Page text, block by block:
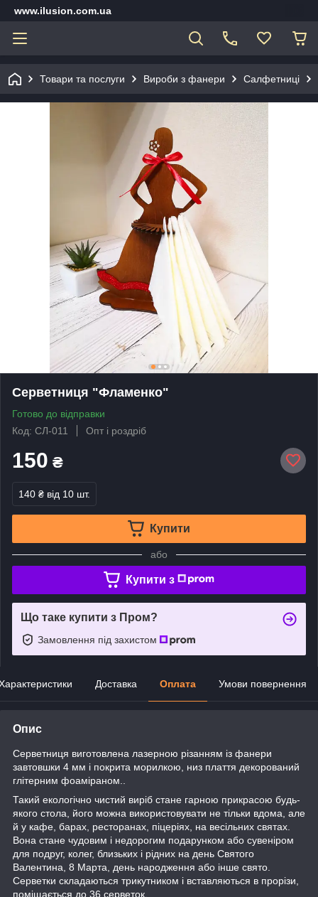
www.ilusion.com.ua
Товари та послуги Вироби з фанери Салфетниці
Серветниця "Фламенко"
Готово до відправки
Код: СЛ-011
Опт і роздріб
150 ₴
140 ₴ від 10 шт.
Купити
або
Купити з
Що таке купити з Пром?
Замовлення під захистом
Доставка Оплата Умови повернення
Опис
Серветниця виготовлена лазерною різанням із фанери
завтовшки 4 мм і покрита морилкою, низ плаття декорований
глітерним фоаміраном.
Такий екологічно чистий виріб стане гарною прикрасою будь-
якого стола, його можна використовувати не тільки вдома, але
й у кафе, барах, ресторанах, піцеріях, на весільних святах.
Вона стане чудовим і недорогим подарунком або сувеніром
для подруг, колег, близьких і рідних на день Святого
Валентина, 8 Марта, день народження або інше свято.
Серветки складаються трикутником і вставляються в прорізи,
поміщається до 36 серветок.